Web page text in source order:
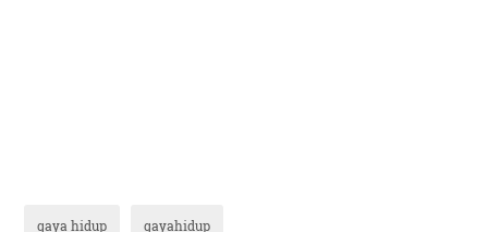
gaya hidup gayahidup